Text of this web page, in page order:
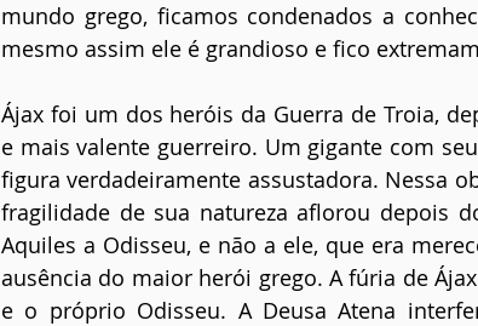
mundo grego, ficamos condenados a
mesmo assim ele é grandioso e fico
Ájax foi um dos heróis da Guerra de Troia,
e mais valente guerreiro. Um gigante com
figura verdadeiramente assustadora. Nessa
fragilidade de sua natureza aflorou depois
Aquiles a Odisseu, e não a ele, que era
ausência do maior herói grego. A fúria de
e o próprio Odisseu. A Deusa Atena